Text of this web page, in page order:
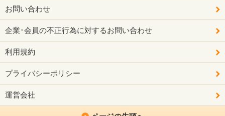
お問い合わせ
企業･会員の不正行為に対するお問い合わせ
利用規約
プライバシーポリシー
運営会社